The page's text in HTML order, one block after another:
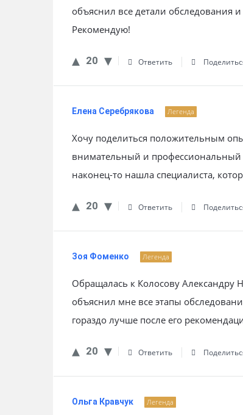
объяснил все детали обследования
Рекомендую!
20 Ответить
Елена Серебрякова Легенда
Хочу поделиться положительным
внимательный и профессиональный
наконец-то нашла специалиста,
20 Ответить
Зоя Фоменко Легенда
Обращалась к Колосову
объяснил мне все этапы
гораздо лучше после его
20 Ответить
Ольга Кравчук Легенда